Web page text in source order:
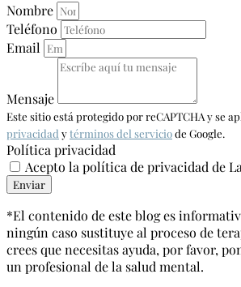
Nombre
Teléfono
Email
Mensaje
Este sitio está protegido por reCAPTCHA y se
privacidad ytérminos del serviciode Google.
Política privacidad
Acepto la política de privacidad de
Enviar
*El contenido de este blog es
ningún caso sustituye al proceso de
crees que necesitas ayuda, por favor,
un profesional de la salud mental.